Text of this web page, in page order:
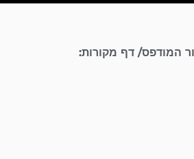
המודפס/ דף מקורות: